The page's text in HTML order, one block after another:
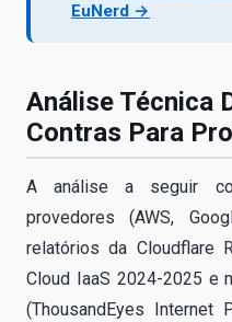
EuNerd →
Análise Técnica
Contras Para
A análise a seguir
provedores (AWS,
relatórios da Cloudflare
Cloud IaaS 2024-2025 e
(ThousandEyes Internet